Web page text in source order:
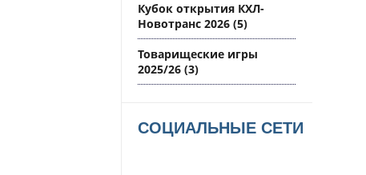
Кубок открытия КХЛ-
Новотранс 2026 (5)
Товарищеские игры
2025/26 (3)
СОЦИАЛЬНЫЕ СЕТИ